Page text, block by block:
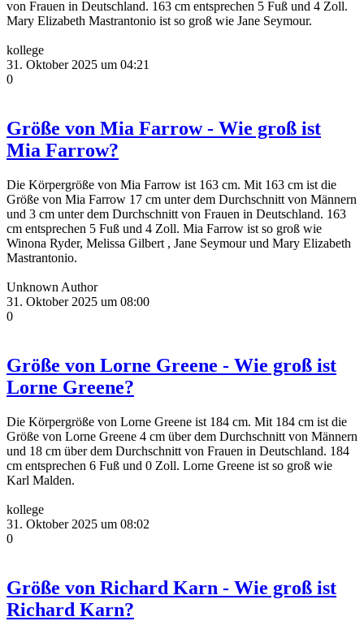
von Frauen in Deutschland. 163 cm entsprechen 5 Fuß und 4 Zoll.
Mary Elizabeth Mastrantonio ist so groß wie Jane Seymour.
kollege
31. Oktober 2025 um 04:21
0
Größe von Mia Farrow - Wie groß ist
Mia Farrow?
Die Körpergröße von Mia Farrow ist 163 cm. Mit 163 cm ist die
Größe von Mia Farrow 17 cm unter dem Durchschnitt von Männern
und 3 cm unter dem Durchschnitt von Frauen in Deutschland. 163
cm entsprechen 5 Fuß und 4 Zoll. Mia Farrow ist so groß wie
Winona Ryder, Melissa Gilbert , Jane Seymour und Mary Elizabeth
Mastrantonio.
Unknown Author
31. Oktober 2025 um 08:00
0
Größe von Lorne Greene - Wie groß ist
Lorne Greene?
Die Körpergröße von Lorne Greene ist 184 cm. Mit 184 cm ist die
Größe von Lorne Greene 4 cm über dem Durchschnitt von Männern
und 18 cm über dem Durchschnitt von Frauen in Deutschland. 184
cm entsprechen 6 Fuß und 0 Zoll. Lorne Greene ist so groß wie
Karl Malden.
kollege
31. Oktober 2025 um 08:02
0
Größe von Richard Karn - Wie groß ist
Richard Karn?